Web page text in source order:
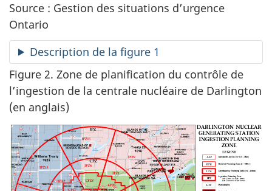
Source : Gestion des situations d’urgence
Ontario
Description de la figure 1
Figure 2. Zone de planification du contrôle de
l’ingestion de la centrale nucléaire de Darlington
(en anglais)